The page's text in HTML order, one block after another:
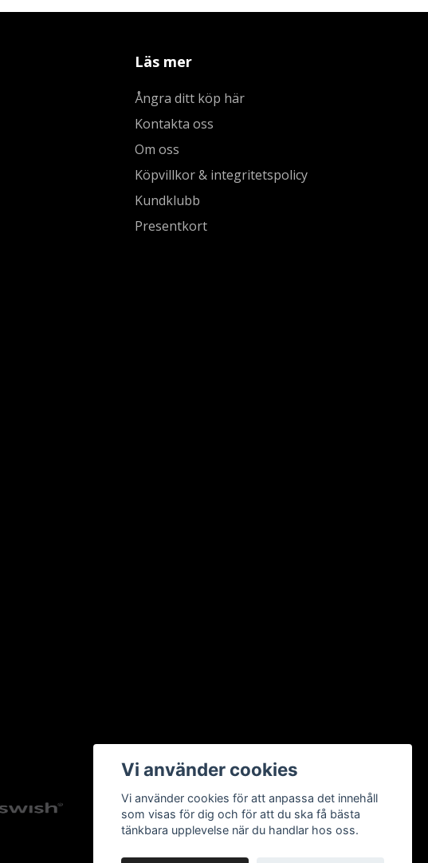
Läs mer
Ångra ditt köp här
Kontakta oss
Om oss
Köpvillkor & integritetspolicy
Kundklubb
Presentkort
Vi använder cookies
Vi använder cookies för att anpassa det innehåll
som visas för dig och för att du ska få bästa
tänkbara upplevelse när du handlar hos oss.